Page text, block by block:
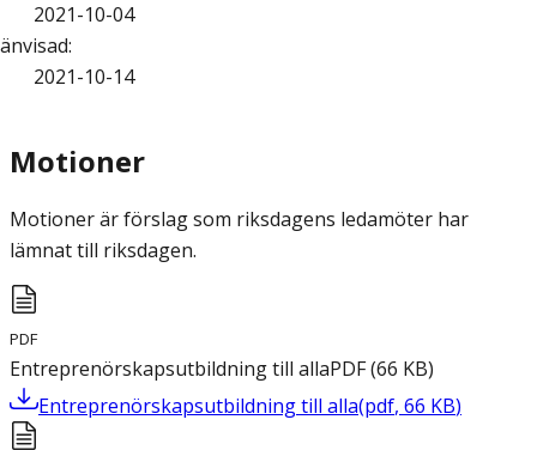
2021-10-04
:
2021-10-14
Motioner
Motioner är förslag som riksdagens ledamöter har
lämnat till riksdagen.
PDF
Entreprenörskapsutbildning till allaPDF(66 KB)
Entreprenörskapsutbildning till alla(pdf, 66 KB)